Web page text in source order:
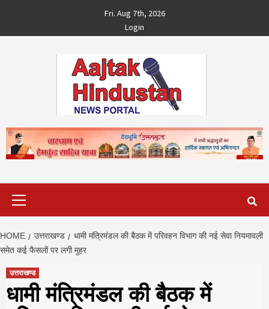
content
Fri. Aug 7th, 2026
Login
HOME उत्तराखण्ड
धामी मंत्रिमंडल की बैठक में परिवहन विभाग की नई सेवा नियमावली
समेत कई फैसलों पर लगी मुहर
उत्तराखण्ड
धामी मंत्रिमंडल की बैठक में